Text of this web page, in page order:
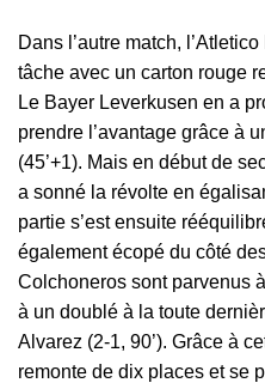
Dans l’autre match, l’Atletico
tâche avec un carton rouge
Le Bayer Leverkusen en a
prendre l’avantage grâce à
(45’+1). Mais en début de
a sonné la révolte en
partie s’est ensuite
également écopé du côté
Colchoneros sont parvenus
à un doublé à la toute
Alvarez (2-1, 90’). Grâce à
remonte de dix places et se